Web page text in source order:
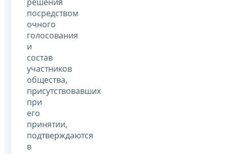
посредством
очного
голосования
и
состав
участников
общества,
присутствовавших
при
его
принятии,
подтверждаются
в